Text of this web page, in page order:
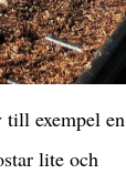
till exempel en
lite och